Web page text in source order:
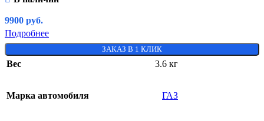
9900 руб.
Подробнее
ЗАКАЗ В 1 КЛИК
Вес 3.6 кг
Марка автомобиля ГАЗ